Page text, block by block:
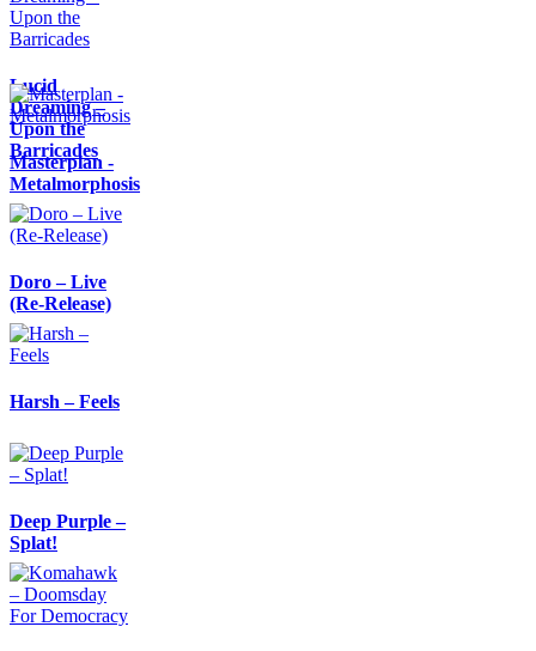
Lucid
Dreaming –
Upon the
Barricades
Masterplan -
Metalmorphosis
Doro – Live
(Re-Release)
Harsh – Feels
Deep Purple –
Splat!